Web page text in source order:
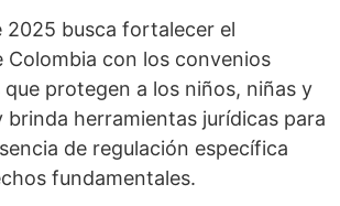
2025 busca fortalecer el
Colombia con los convenios
protegen a los niños, niñas y
brinda herramientas jurídicas para
de regulación específica
fundamentales.